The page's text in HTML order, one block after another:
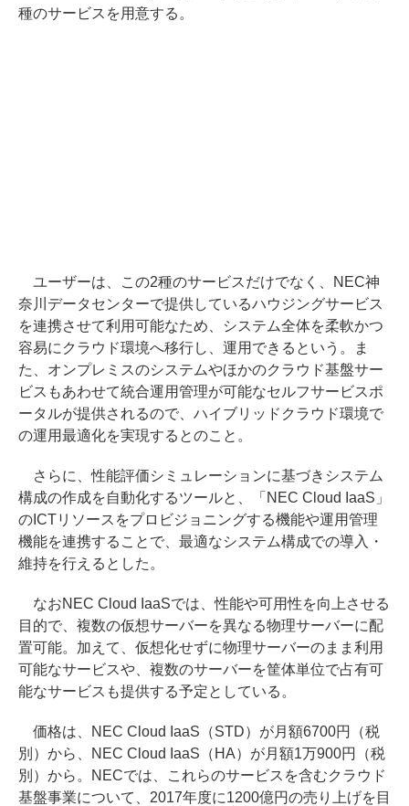
種のサービスを用意する。
ユーザーは、この2種のサービスだけでなく、NEC神
奈川データセンターで提供しているハウジングサービス
を連携させて利用可能なため、システム全体を柔軟かつ
容易にクラウド環境へ移行し、運用できるという。ま
た、オンプレミスのシステムやほかのクラウド基盤サー
ビスもあわせて統合運用管理が可能なセルフサービスポ
ータルが提供されるので、ハイブリッドクラウド環境で
の運用最適化を実現するとのこと。
さらに、性能評価シミュレーションに基づきシステム
構成の作成を自動化するツールと、「NEC Cloud IaaS」
のICTリソースをプロビジョニングする機能や運用管理
機能を連携することで、最適なシステム構成での導入・
維持を行えるとした。
なおNEC Cloud IaaSでは、性能や可用性を向上させる
目的で、複数の仮想サーバーを異なる物理サーバーに配
置可能。加えて、仮想化せずに物理サーバーのまま利用
可能なサービスや、複数のサーバーを筐体単位で占有可
能なサービスも提供する予定としている。
価格は、NEC Cloud IaaS（STD）が月額6700円（税
別）から、NEC Cloud IaaS（HA）が月額1万900円（税
別）から。NECでは、これらのサービスを含むクラウド
基盤事業について、2017年度に1200億円の売り上げを目